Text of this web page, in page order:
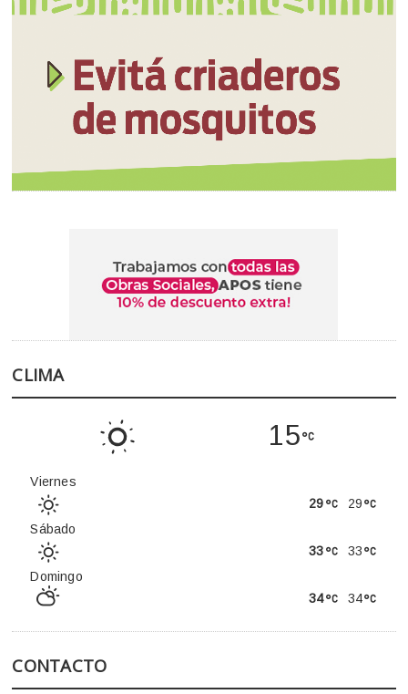
CLIMA
15
Viernes
29
29
Sábado
33
33
Domingo
34
34
CONTACTO